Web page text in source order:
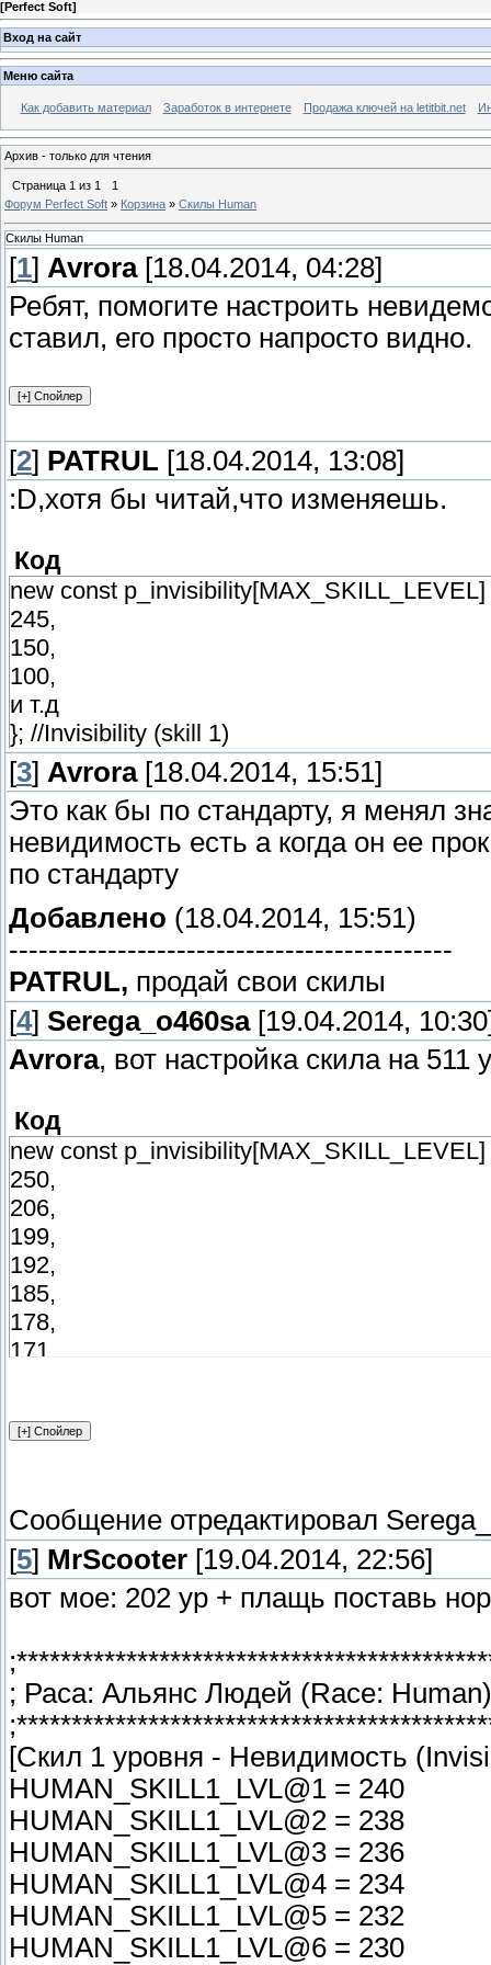
[Perfect Soft]
Вход на сайт
Меню сайта
Как добавить материал Заработок в интернете Продажа ключей на letitbit.net
Архив - только для чтения
Страница 1 из 1
1
Форум Perfect Soft » Корзина » Скилы Human
Скилы Human
[1] Avrora[18.04.2014, 04:28]
Ребят, помогите настроить
ставил, его просто напросто видно.
[2] PATRUL [18.04.2014, 13:08]
:D,хотя бы читай,что изменяешь.
Код
new const
245,
150,
100,
и т.д
}; //Invisibility (skill 1)
[3] Avrora[18.04.2014, 15:51]
Это как бы по стандарту, я менял
невидимость есть а когда он ее
по стандарту
Добавлено (18.04.2014, 15:51)
---------------------------------------------
PATRUL, продай свои скилы
[4] Serega_o460sa[19.04.2014,
Avrora, вот настройка скила на 511
Код
new const
250,
206,
199,
192,
185,
178,
171,
Сообщение отредактировал
[5] MrScooter [19.04.2014, 22:56]
вот мое: 202 ур + плащь поставь
; Раса: Альянс Людей (Race: Human)
[Скил 1 уровня - Невидимость
HUMAN_SKILL1_LVL@1 = 240
HUMAN_SKILL1_LVL@2 = 238
HUMAN_SKILL1_LVL@3 = 236
HUMAN_SKILL1_LVL@4 = 234
HUMAN_SKILL1_LVL@5 = 232
HUMAN_SKILL1_LVL@6 = 230